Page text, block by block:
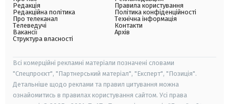
Редакція
Редакційна політика
Про телеканал
Телеведучі
Вакансії
Структура власності
Правила користування
Політика конфіденційності
Технічна інформація
Контакти
Архів
Всі комерційні рекламні матеріали позначені словами
"Спецпроєкт", "Партнерський матеріал", "Експерт", "Позиція".
Детальніше щодо реклами та правил цитування можна
ознайомитись в правилах користування сайтом. Усі права